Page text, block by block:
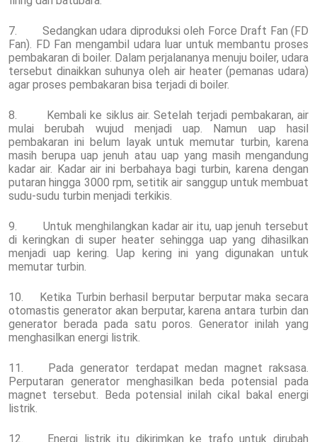
7. Sedangkan udara diproduksi oleh Force Draft Fan (FD
Fan). FD Fan mengambil udara luar untuk membantu proses
pembakaran di boiler. Dalam perjalananya menuju boiler, udara
tersebut dinaikkan suhunya oleh air heater (pemanas udara)
agar proses pembakaran bisa terjadi di boiler.
8. Kembali ke siklus air. Setelah terjadi pembakaran, air
mulai berubah wujud menjadi uap. Namun uap hasil
pembakaran ini belum layak untuk memutar turbin, karena
masih berupa uap jenuh atau uap yang masih mengandung
kadar air. Kadar air ini berbahaya bagi turbin, karena dengan
putaran hingga 3000 rpm, setitik air sanggup untuk membuat
sudu-sudu turbin menjadi terkikis.
9. Untuk menghilangkan kadar air itu, uap jenuh tersebut
di keringkan di super heater sehingga uap yang dihasilkan
menjadi uap kering. Uap kering ini yang digunakan untuk
memutar turbin.
10. Ketika Turbin berhasil berputar berputar maka secara
otomastis generator akan berputar, karena antara turbin dan
generator berada pada satu poros. Generator inilah yang
menghasilkan energi listrik.
11. Pada generator terdapat medan magnet raksasa.
Perputaran generator menghasilkan beda potensial pada
magnet tersebut. Beda potensial inilah cikal bakal energi
listrik.
12. Energi listrik itu dikirimkan ke trafo untuk dirubah